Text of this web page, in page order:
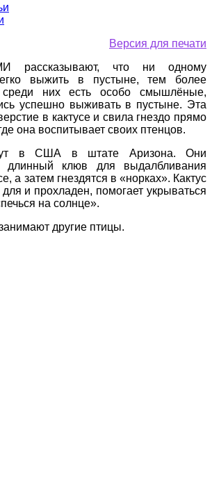
Версия для печати
рассказывают, что ни одному
выжить в пустыне, тем более
них есть особо смышлёные,
успешно выживать в пустыне. Эта
в кактусе и свила гнездо прямо
она воспитывает своих птенцов.
в США в штате Аризона. Они
длинный клюв для выдалбливания
а затем гнездятся в «норках». Кактус
и прохладен, помогает укрываться
на солнце».
другие птицы.